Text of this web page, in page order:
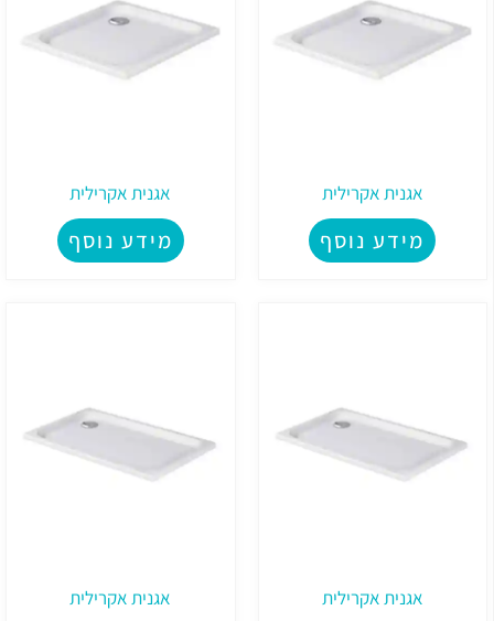
אגנית אקרילית
מידע נוסף
אגנית אקרילית
מידע נוסף
אגנית אקרילית אגנית אקרילית